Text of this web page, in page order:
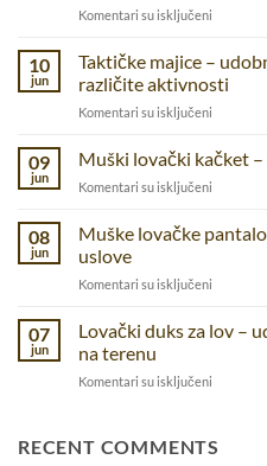
Komentari su isključeni
pantalone
posao
10
jun
Taktičke majice –
različite aktivnosti
Komentari su isključeni
majice
09
jun
Muški lovački kačket
Komentari su isključeni
lovački
udobnost
08
jun
Muške lovačke
uslove
Komentari su isključeni
lovačke
uslove
07
jun
Lovački duks za lov –
na terenu
Komentari su isključeni
za
RECENT COMMENTS